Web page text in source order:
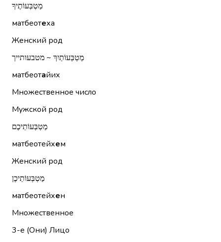
מַטְבְּעוֹתֶיךָ
матбеотеха
Женский род
מַטְבְּעוֹתַיִךְ ~ מטבעותייך
матбеотайих
Множественное число
Мужской род
מַטְבְּעוֹתֵיכֶם
матбеотейхем
Женский род
מַטְבְּעוֹתֵיכֶן
матбеотейхен
Множественное
3-е (Они) Лицо